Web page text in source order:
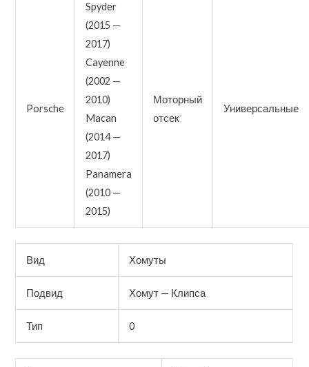
Porsche
Spyder
(2015 —
2017)
Cayenne
(2002 —
2010)
Macan
(2014 —
2017)
Panamera
(2010 —
2015)
Моторный
отсек
Универсальные
Вид Хомуты
Подвид Хомут — Клипса
Тип 0